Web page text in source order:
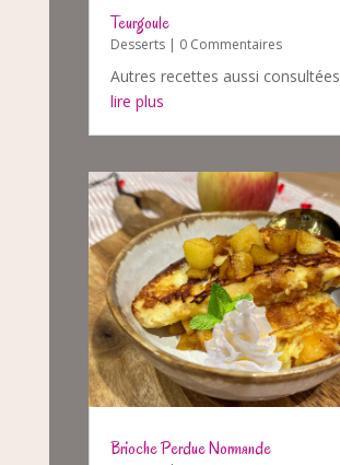
Teurgoule
Desserts| 0 Commentaires
Autres recettes aussi consultées
lire plus
Brioche Perdue Normande